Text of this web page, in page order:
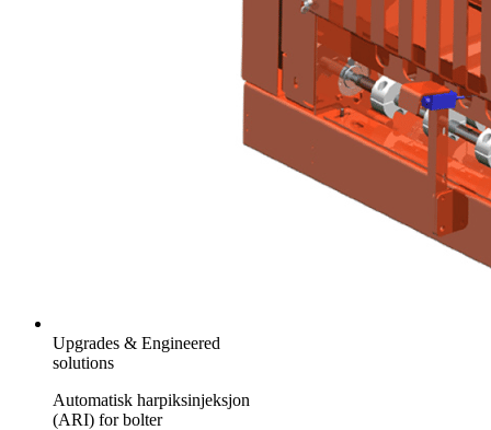
Upgrades & Engineered
solutions
Automatisk harpiksinjeksjon
(ARI) for bolter